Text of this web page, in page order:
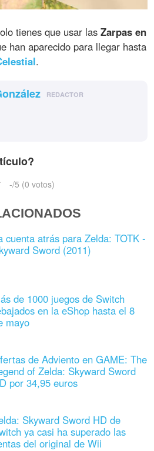
tienes que usar lasZarpas en
han aparecido para llegar hasta
.
REDACTOR
-/5 (0 votos)
cuenta atrás para Zelda: TOTK -
Sword (2011)
de 1000 juegos de Switch
en la eShop hasta el 8
mayo
de Adviento en GAME: The
of Zelda: Skyward Sword
por 34,95 euros
Skyward Sword HD de
ya casi ha superado las
del original de Wii